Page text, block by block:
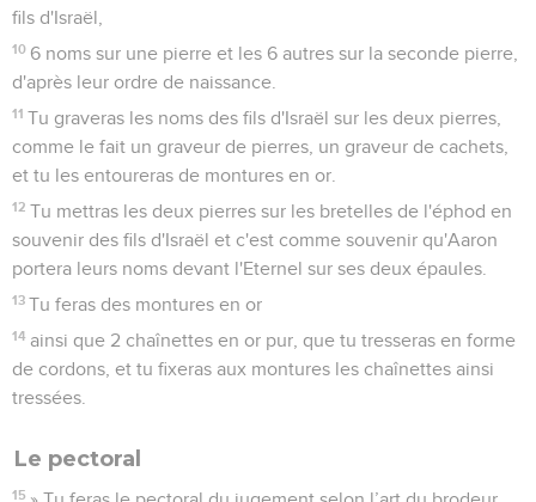
fils d'Israël,
10 6 noms sur une pierre et les 6 autres sur la seconde pierre,
d'après leur ordre de naissance.
11 Tu graveras les noms des fils d'Israël sur les deux pierres,
comme le fait un graveur de pierres, un graveur de cachets,
et tu les entoureras de montures en or.
12 Tu mettras les deux pierres sur les bretelles de l'éphod en
souvenir des fils d'Israël et c'est comme souvenir qu'Aaron
portera leurs noms devant l'Eternel sur ses deux épaules.
13 Tu feras des montures en or
14 ainsi que 2 chaînettes en or pur, que tu tresseras en forme
de cordons, et tu fixeras aux montures les chaînettes ainsi
tressées.
Le pectoral
15